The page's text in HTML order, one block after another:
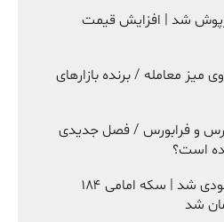
شد | افزایش قیمت
میز معامله / برنده بازارهای
و فرابورس / فصل جدیدی
است؟
بازار طلا دوباره صعودی شد | سکه امامی ۱۸۴